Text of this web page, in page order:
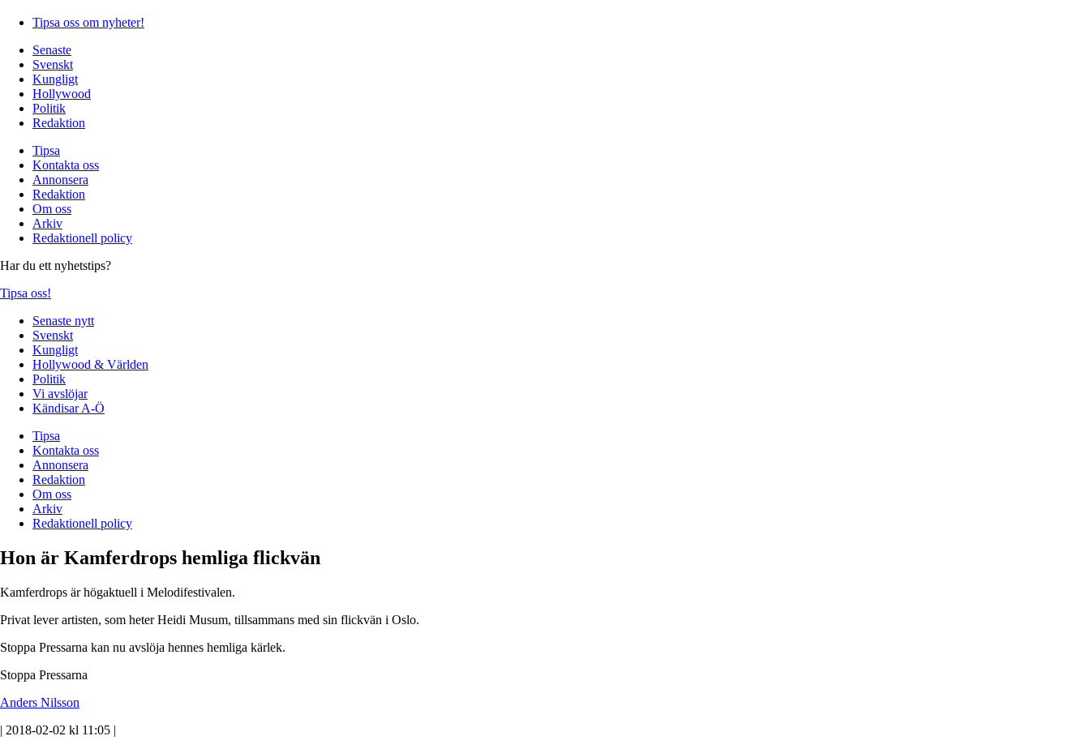
Tipsa oss om nyheter!
Senaste
Svenskt
Kungligt
Hollywood
Politik
Redaktion
Tipsa
Kontakta oss
Annonsera
Redaktion
Om oss
Arkiv
Redaktionell policy
Har du ett nyhetstips?
Tipsa oss!
Senaste nytt
Svenskt
Kungligt
Hollywood & Världen
Politik
Vi avslöjar
Kändisar A-Ö
Tipsa
Kontakta oss
Annonsera
Redaktion
Om oss
Arkiv
Redaktionell policy
Hon är Kamferdrops hemliga flickvän
Kamferdrops är högaktuell i Melodifestivalen.
Privat lever artisten, som heter Heidi Musum, tillsammans med sin flickvän i Oslo.
Stoppa Pressarna kan nu avslöja hennes hemliga kärlek.
Stoppa Pressarna
Anders Nilsson
| 2018-02-02 kl 11:05 |